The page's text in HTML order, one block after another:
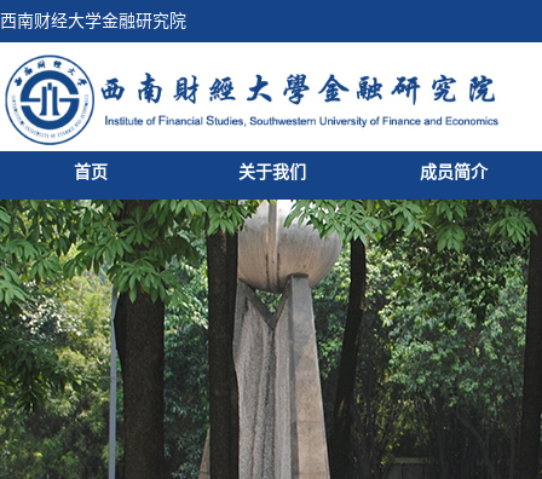
西南财经大学金融研究院
首页 关于我们 成员简介